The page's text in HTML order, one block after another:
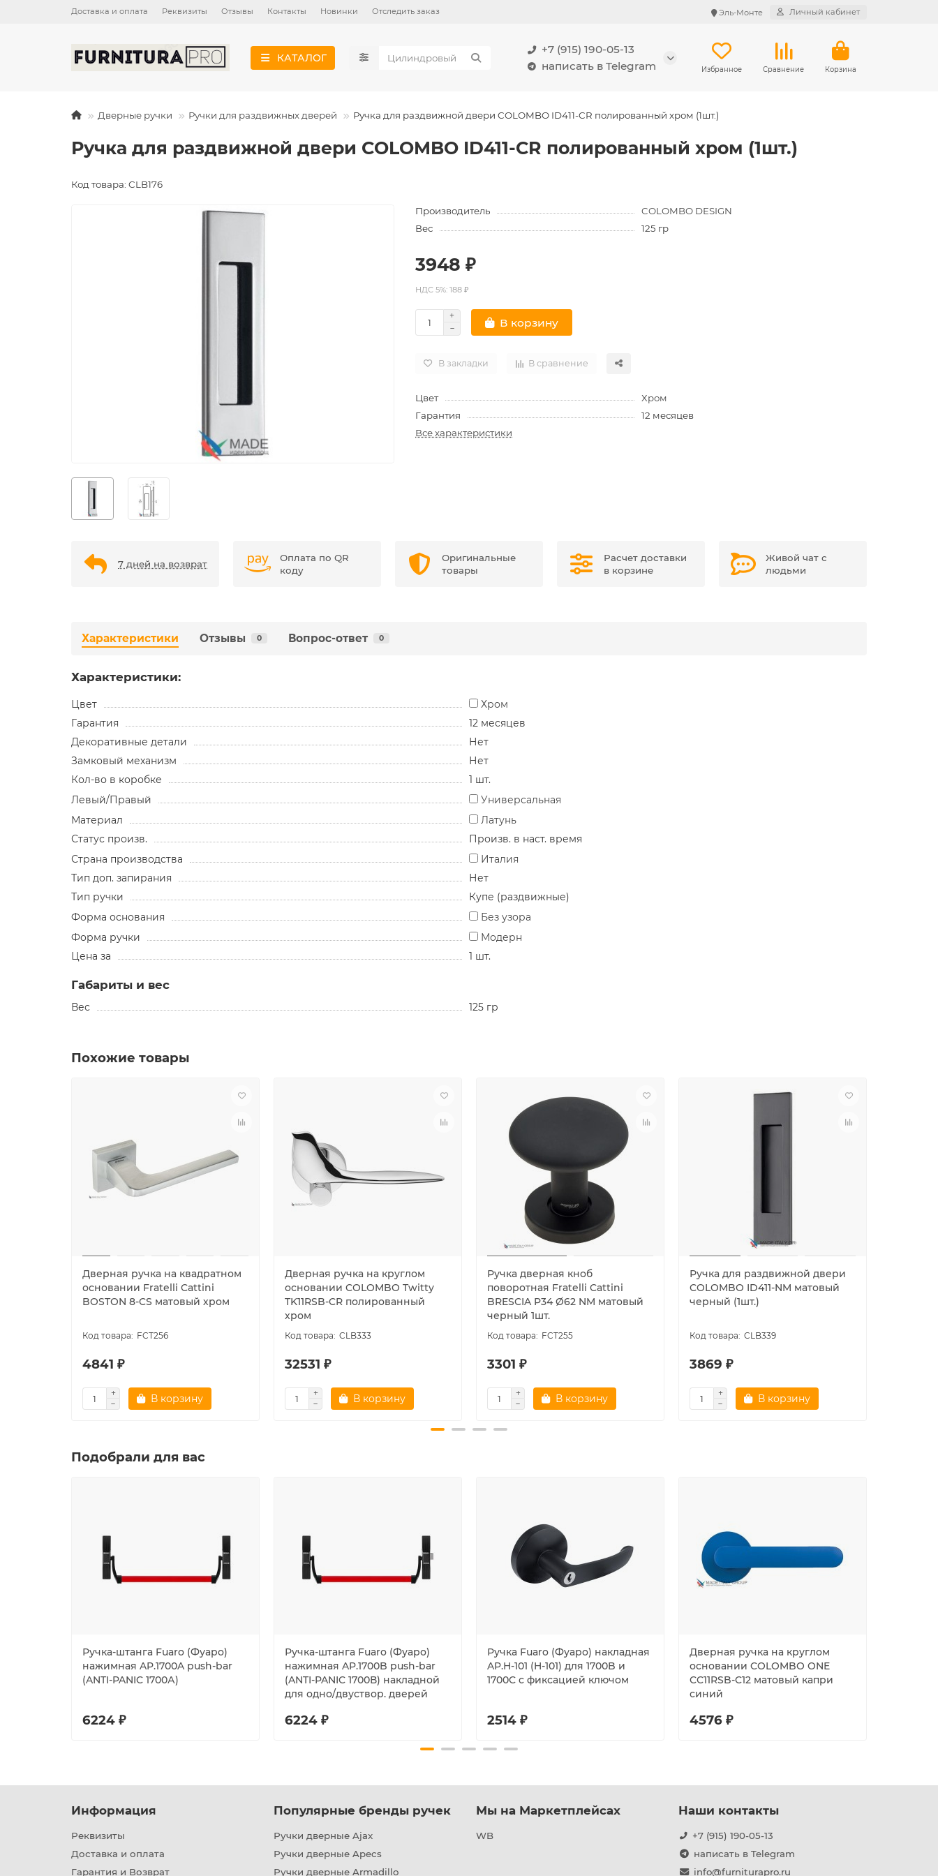
Доставка и оплата Реквизиты Отзывы Контакты Новинки Отследить заказ Эль-Монте Личный кабинет
КАТАЛОГ
+7 (915) 190-05-13
написать в Telegram
Избранное Сравнение Корзина
Дверные ручки Ручки для раздвижных дверей Ручка для раздвижной двери COLOMBO ID411-CR полированный хром (1шт.)
Ручка для раздвижной двери COLOMBO ID411-CR полированный хром (1шт.)
Код товара: CLB176
Производитель
COLOMBO DESIGN
Вес
125 гр
3948 ₽
НДС 5%: 188 ₽
В корзину
В закладки В сравнение
Цвет
Хром
Гарантия
12 месяцев
Все характеристики
7 дней на возврат
Оплата по QR
коду
Оригинальные
товары
Расчет доставки
в корзине
Живой чат с
людьми
Характеристики Отзывы 0 Вопрос-ответ 0
Характеристики:
Цвет
Хром
Гарантия
12 месяцев
Декоративные детали
Нет
Замковый механизм
Нет
Кол-во в коробке
1 шт.
Левый/Правый
Универсальная
Материал
Латунь
Статус произв.
Произв. в наст. время
Страна производства
Италия
Тип доп. запирания
Нет
Тип ручки
Купе (раздвижные)
Форма основания
Без узора
Форма ручки
Модерн
Цена за
1 шт.
Габариты и вес
Вес 125 гр
Похожие товары
Дверная ручка на квадратном
основании Fratelli Cattini
BOSTON 8-CS матовый хром
FCT256
4841 ₽
В корзину
Дверная ручка на круглом
основании COLOMBO Twitty
TK11RSB-CR полированный
хром
CLB333
32531 ₽
В корзину
Ручка дверная кноб
поворотная Fratelli Cattini
BRESCIA P34 Ø62 NM матовый
черный 1шт.
FCT255
3301 ₽
В корзину
Ручка для раздвижной двери
COLOMBO ID411-NM матовый
черный (1шт.)
CLB339
3869 ₽
В корзину
Подобрали для вас
Ручка-штанга Fuaro (Фуаро)
нажимная AP.1700A push-bar
(ANTI-PANIC 1700А)
6224 ₽
Ручка-штанга Fuaro (Фуаро)
нажимная AP.1700B push-bar
(ANTI-PANIC 1700В) накладной
для одно/двуствор. дверей
6224 ₽
Ручка Fuaro (Фуаро) накладная
AP.H-101 (H-101) для 1700B и
1700C с фиксацией ключом
2514 ₽
Дверная ручка на круглом
основании COLOMBO ONE
CC11RSB-C12 матовый капри
синий
4576 ₽
Информация
Реквизиты
Доставка и оплата
Гарантия и Возврат
Популярные бренды ручек
Ручки дверные Ajax
Ручки дверные Apecs
Ручки дверные Armadillo
Мы на Маркетплейсах
WB
Наши контакты
+7 (915) 190-05-13
написать в Telegram
info@furniturapro.ru